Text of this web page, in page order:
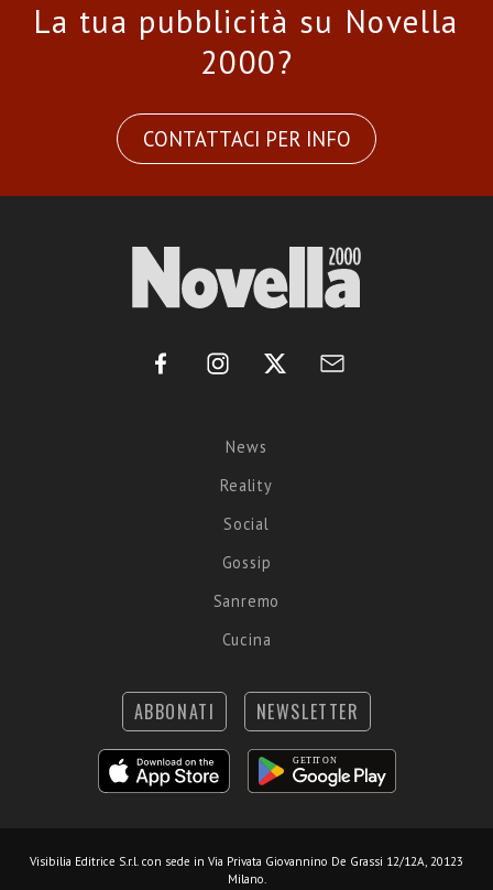
La tua pubblicità su Novella
2000?
CONTATTACI PER INFO
News
Reality
Social
Gossip
Sanremo
Cucina
ABBONATI NEWSLETTER
Visibilia Editrice S.r.l. con sede in Via Privata Giovannino De Grassi 12/12A, 20123
Milano.